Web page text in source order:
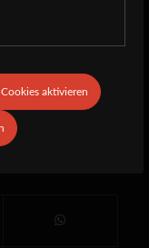
aktivieren
Deathrite,